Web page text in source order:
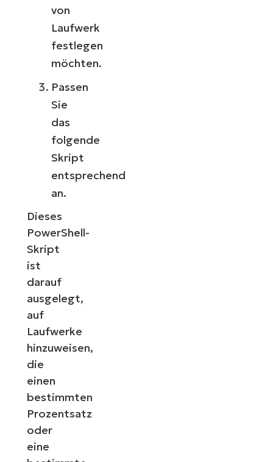
von
Laufwerk
festlegen
möchten.
Passen
Sie
das
folgende
Skript
entsprechend
an.
Dieses
PowerShell-
Skript
ist
darauf
ausgelegt,
auf
Laufwerke
hinzuweisen,
die
einen
bestimmten
Prozentsatz
oder
eine